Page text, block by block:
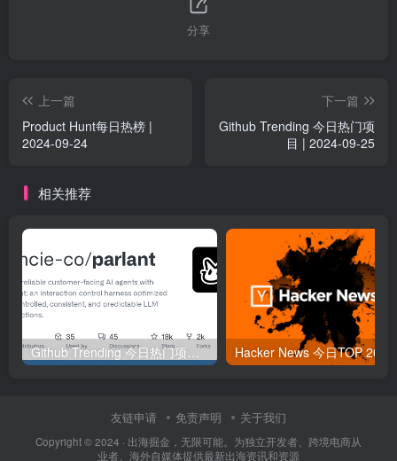
分享
上一篇
Product Hunt每日热榜 |
2024-09-24
下一篇
Github Trending 今日热门项
目 | 2024-09-25
相关推荐
Github Trending 今日热门项目 | 2025-09-06
友链申请 免责声明 关于我们
Copyright © 2024 · 出海掘金，无限可能。为独立开发者、跨境电商从
业者、海外自媒体提供最新出海资讯和资源